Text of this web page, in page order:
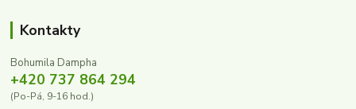
Kontakty
Bohumila Dampha
+420 737 864 294
(Po-Pá, 9-16 hod.)